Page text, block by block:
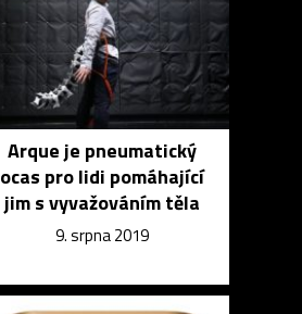
Arque je pneumatický
ocas pro lidi pomáhající
jim s vyvažováním těla
9. srpna 2019